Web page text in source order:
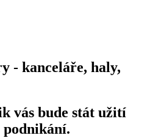
- kanceláře, haly,
vás bude stát užití
podnikání.